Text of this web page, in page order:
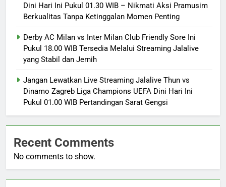
Dini Hari Ini Pukul 01.30 WIB – Nikmati Aksi Pramusim
Berkualitas Tanpa Ketinggalan Momen Penting
Derby AC Milan vs Inter Milan Club Friendly Sore Ini
Pukul 18.00 WIB Tersedia Melalui Streaming Jalalive
yang Stabil dan Jernih
Jangan Lewatkan Live Streaming Jalalive Thun vs
Dinamo Zagreb Liga Champions UEFA Dini Hari Ini
Pukul 01.00 WIB Pertandingan Sarat Gengsi
Recent Comments
No comments to show.